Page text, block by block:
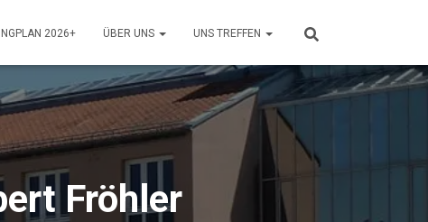
2026+ ÜBER UNS UNS TREFFEN
Fröhler